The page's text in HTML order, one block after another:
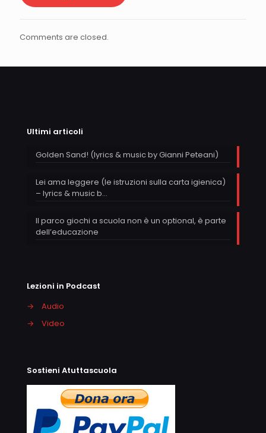
Comments are closed.
Ultimi articoli
Golden Sand! (lyrics & music by Gianni Peteani)
Lei ama leggere (le istruzioni sulla carta igienica)
– lyrics & music b…
Il parco giochi a scuola non è un optional, è parte
dell’educazione
Lezioni in Podcast
→
Audio
→
Video
Sostieni Atuttascuola